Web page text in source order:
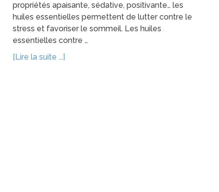
propriétés apaisante, sédative, positivante… les
huiles essentielles permettent de lutter contre le
stress et favoriser le sommeil. Les huiles
essentielles contre …
[Lire la suite ...]